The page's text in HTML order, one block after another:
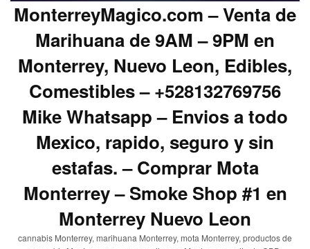
MonterreyMagico.com – Venta de
Marihuana de 9AM – 9PM en
Monterrey, Nuevo Leon, Edibles,
Comestibles – +528132769756
Mike Whatsapp – Envios a todo
Mexico, rapido, seguro y sin
estafas. – Comprar Mota
Monterrey – Smoke Shop #1 en
Monterrey Nuevo Leon
cannabis Monterrey, marihuana Monterrey, mota Monterrey, productos de